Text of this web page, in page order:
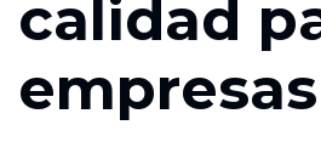
calidad
empresas